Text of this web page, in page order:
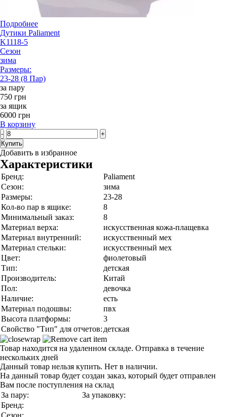
Подробнее
Дутики Paliament
K1118-5
Сезон
зима
Размеры:
23-28 (8 Пар)
за пару
750 грн
за ящик
6000 грн
В корзину
-
+
Купить
Добавить в избранное
Характеристики
Бренд:
Paliament
Сезон:
зима
Размеры:
23-28
Кол-во пар в ящике:
8
Минимальный заказ:
8
Материал верха:
искусственная кожа-плащевка
Материал внутренний:
искусственный мех
Материал стельки:
искусственный мех
Цвет:
фиолетовый
Тип:
детская
Производитель:
Китай
Пол:
девочка
Наличие:
есть
Материал подошвы:
пвх
Высота платформы:
3
Свойство "Тип" для отчетов: детская
Товар находится на удаленном складе. Отправка в течение
нескольких дней
Данный товар нельзя купить. Нет в наличии.
На данный товар будет создан заказ, который будет отправлен
Вам после поступления на склад
За пару:
За упаковку:
Бренд:
Сезон: